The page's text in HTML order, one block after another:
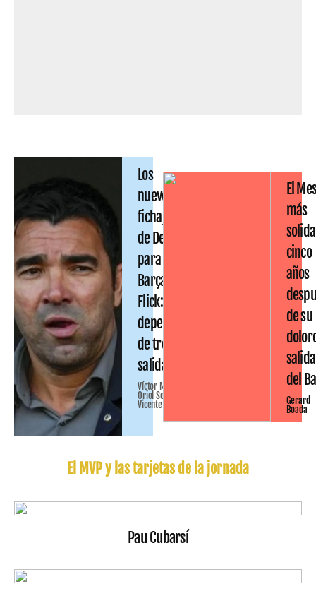
Los
nuevos
fichajes
de Deco
para el
Barça de
Flick:
dependen
de tres
salidas
Víctor Malo
Oriol Solé
Vicente
El
más
cinco
años
de su
salida
del
Gerard
Boada
El MVP y las tarjetas de la jornada
Pau Cubarsí